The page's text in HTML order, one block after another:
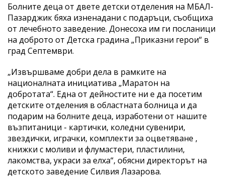
Болните деца от двете детски отделения на МБАЛ-
Пазарджик бяха изненадани с подаръци, съобщиха
от лечебното заведение. Донесоха им ги посланици
на доброто от Детска градина „Приказни герои“ в
град Септември.
„Извършваме добри дела в рамките на
националната инициатива „Маратон на
добротата“. Една от дейностите ни е да посетим
детските отделения в областната болница и да
подарим на болните деца, изработени от нашите
възпитаници - картички, коледни сувенири,
звездички, играчки, комплекти за оцветяване ,
книжки с моливи и флумастери, пластилини,
лакомства, украси за елха“, обясни директорът на
детското заведение Силвия Лазарова.